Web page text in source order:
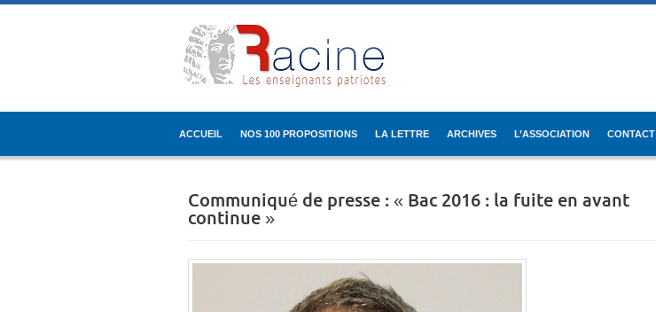
ACCUEIL NOS 100 PROPOSITIONS LA LETTRE ARCHIVES L’ASSOCIATION CONTACT
Communiqué de presse : « Bac 2016 : la fuite en avant
continue »